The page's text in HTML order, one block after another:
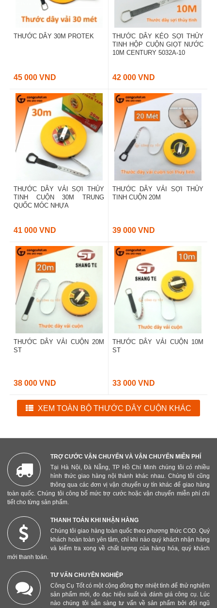
THƯỚC DÂY 30M PROTEK
45 000 VND
THƯỚC DÂY KÉO SỢI THỦY
TINH HỘP CUỘN GIỌT NƯỚC
10M CENTURY 5032A-10
42 000 VND
THƯỚC DÂY VẢI SỢI THỦY
TINH CUỘN 30M TRUNG
QUỐC MÓC NHỰA
41 000 VND
THƯỚC DÂY VẢI SỢI THỦY
TINH CUỘN 20M
39 000 VND
THƯỚC DÂY VẢI CUỘN 20M
ST
38 000 VND
THƯỚC DÂY VẢI CUỘN 10M
ST
33 000 VND
XEM TOÀN BỘ THƯỚC DÂY CUỘN KHÁC
TRỢ CƯỚC VẬN CHUYỂN VÀ VẬN CHUYỂN MIỄN PHÍ
Tại Hà Nội, Đà Nẵng, TP Hồ Chí Minh chúng tôi có nhiều
hình thức giao hàng nội thành khác nhau. Chúng tôi cũng
thông qua các đơn vị vận chuyển uy tín khác để giao hàng
toàn quốc. Chúng tôi công bố mức trợ cước hoặc vận chuyển miễn phí chi
tiết cho từng sản phẩm.
THANH TOÁN KHI NHẬN HÀNG
Chúng tôi giao hàng toàn quốc theo phương thức COD. Quý
khách hoàn toàn yên tâm, chỉ khi nào quý khách nhận hàng
và kiểm tra xong về chất lượng của hàng hóa, quý khách
mới thanh toán.
TƯ VẤN CHUYÊN NGHIỆP
Công Cụ Tốt có một cộng đồng thợ nhiệt tình để thử nghiệm
sản phẩm mới, đo đạc hiệu suất và đánh giá công cụ. Lúc
nào chúng tôi sẵn sàng tư vấn về sản phẩm bởi đội ngũ